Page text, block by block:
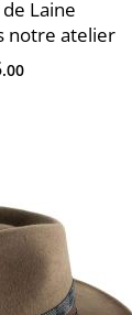
Laine
notre atelier
.00